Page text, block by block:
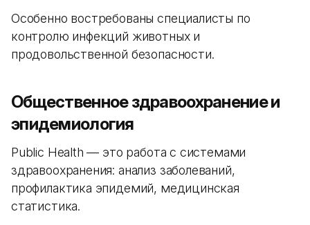
Особенно востребованы специалисты по
контролю инфекций животных и
продовольственной безопасности.
Общественное здравоохранение и
эпидемиология
Public Health — это работа с системами
здравоохранения: анализ заболеваний,
профилактика эпидемий, медицинская
статистика.